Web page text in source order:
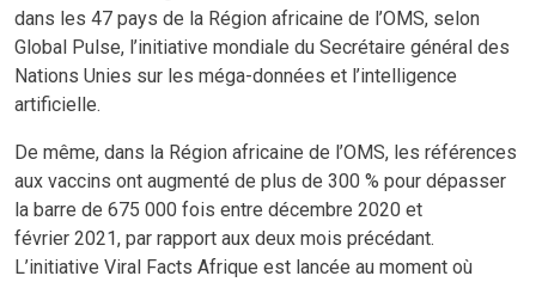
dans les 47 pays de la Région africaine de l’OMS, selon
Global Pulse, l’initiative mondiale du Secrétaire général des
Nations Unies sur les méga-données et l’intelligence
artificielle.
De même, dans la Région africaine de l’OMS, les références
aux vaccins ont augmenté de plus de 300 % pour dépasser
la barre de 675 000 fois entre décembre 2020 et
février 2021, par rapport aux deux mois précédant.
L’initiative Viral Facts Afrique est lancée au moment où